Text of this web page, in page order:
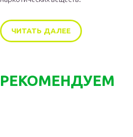
ЧИТАТЬ ДАЛЕЕ
РЕКОМЕНДУЕМ